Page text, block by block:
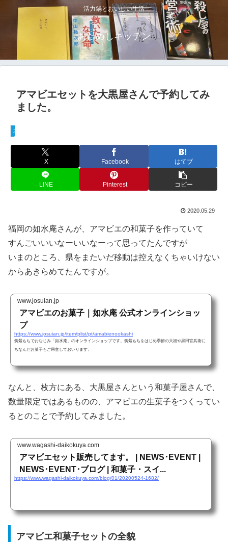
活力鍋とおいしい生活
おためしキッチン
アマビエセットを大黒屋さんで予約してみ
ました。
スイーツ
X Facebook はてブ
LINE Pinterest コピー
2020.05.29
福岡の如水庵さんが、アマビエの和菓子を作っていて
すんごいいいなーいいなーって思ってたんですが
いまのところ、県をまたいだ移動は控えなくちゃいけない
からあきらめてたんですが。
www.josuian.jp
アマビエのお菓子｜如水庵 公式オンラインショッ
プ
https://www.josuian.jp/item/plist/pt/amabienookashi
筑紫もちでおなじみ「如水庵」のオンラインショップです。筑紫もちをはじめ季節の大福や黒田官兵衛に
ちなんだお菓子もご用意しておいります。
なんと、枚方にある、大黒屋さんという和菓子屋さんで、
数量限定ではあるものの、アマビエの生菓子をつくってい
るとのことで予約してみました。
www.wagashi-daikokuya.com
アマビエセット販売してます。 | NEWS･EVENT |
NEWS･EVENT･ブログ | 和菓子・スイ...
https://www.wagashi-daikokuya.com/blog/01/20200524-1682/
アマビエ和菓子セットの全貌